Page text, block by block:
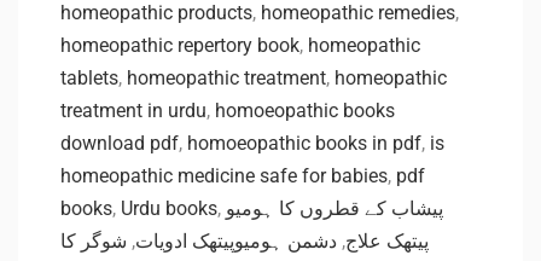
homeopathic products, homeopathic remedies,
homeopathic repertory book, homeopathic
tablets, homeopathic treatment, homeopathic
treatment in urdu, homoeopathic books
download pdf, homoeopathic books in pdf, is
homeopathic medicine safe for babies, pdf
books, Urdu books, پیشاب کے قطروں کا ہومیو
پیتھک علاج, دشمن ہومیوپیتھک ادویات, شوگر کا